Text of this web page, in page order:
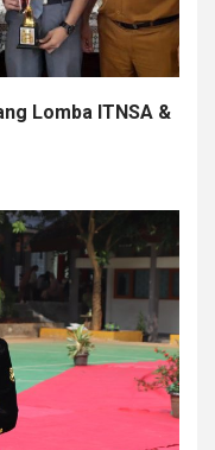
Lomba ITNSA &